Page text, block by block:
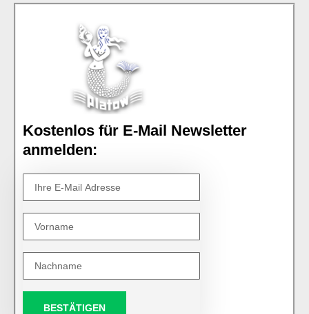
Kostenlos für E-Mail Newsletter
anmelden:
BESTÄTIGEN